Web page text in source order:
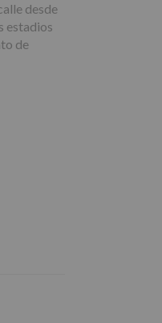
desde
estadios
de